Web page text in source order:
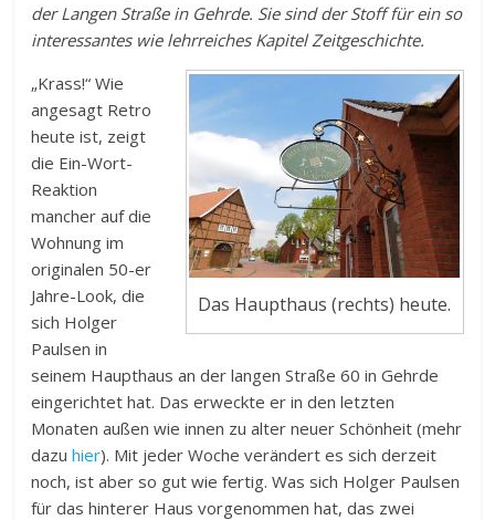
der Langen Straße in Gehrde. Sie sind der Stoff für ein so
interessantes wie lehrreiches Kapitel Zeitgeschichte.
Das Haupthaus (rechts) heute.
„Krass!“ Wie
angesagt Retro
heute ist, zeigt
die Ein-Wort-
Reaktion
mancher auf die
Wohnung im
originalen 50-er
Jahre-Look, die
sich Holger
Paulsen in
seinem Haupthaus an der langen Straße 60 in Gehrde
eingerichtet hat. Das erweckte er in den letzten
Monaten außen wie innen zu alter neuer Schönheit (mehr
dazuhier). Mit jeder Woche verändert es sich derzeit
noch, ist aber so gut wie fertig. Was sich Holger Paulsen
für das hinterer Haus vorgenommen hat, das zwei